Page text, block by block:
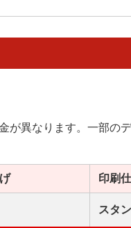
が異なります。一部の
印刷
スタ